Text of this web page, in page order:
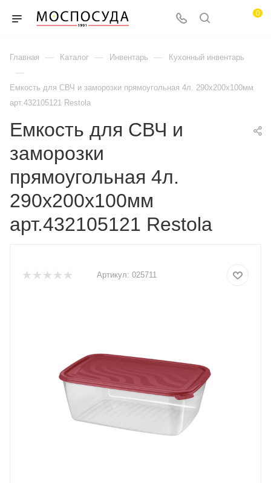
0
Главная — Каталог — Инвентарь — Кухонный инвентарь
—
Емкость для СВЧ и заморозки прямоугольная 4л. 290х200х100мм
арт.432105121 Restola
Емкость для СВЧ и
заморозки
прямоугольная 4л.
290х200х100мм
арт.432105121 Restola
Артикул: 025711